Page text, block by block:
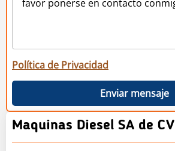
Política de Privacidad
Enviar mensaje
Maquinas Diesel SA de CV